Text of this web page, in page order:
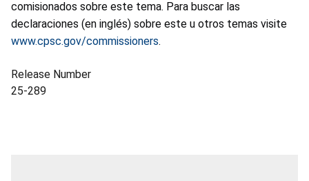
comisionados sobre este tema. Para buscar las
declaraciones (en inglés) sobre este u otros temas visite
www.cpsc.gov/commissioners.
Release Number
25-289